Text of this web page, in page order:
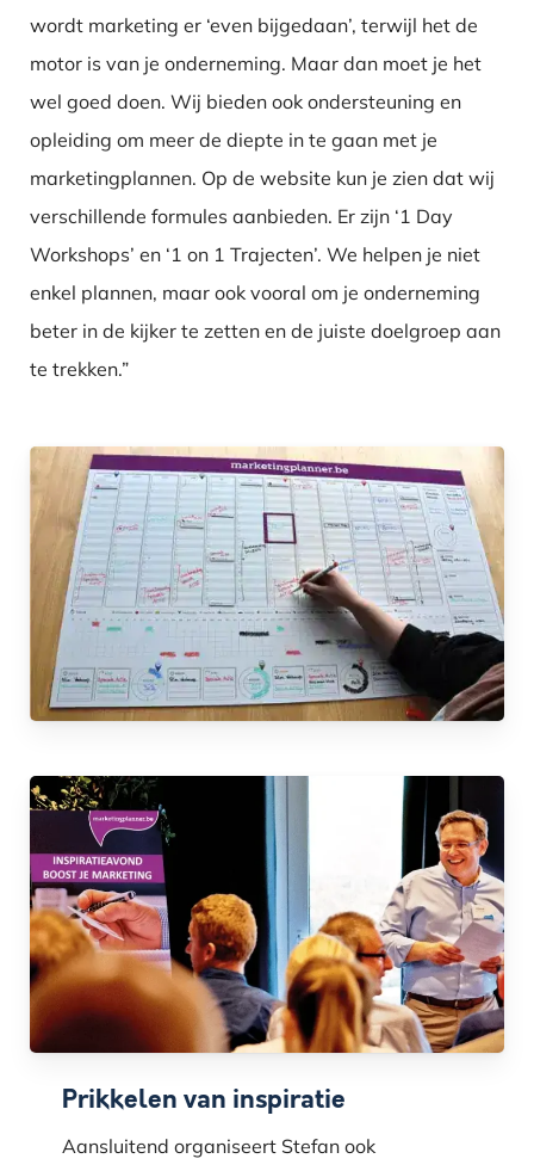
wordt marketing er ‘even bijgedaan’, terwijl het de
motor is van je onderneming. Maar dan moet je het
wel goed doen. Wij bieden ook ondersteuning en
opleiding om meer de diepte in te gaan met je
marketingplannen. Op de website kun je zien dat wij
verschillende formules aanbieden. Er zijn ‘1 Day
Workshops’ en ‘1 on 1 Trajecten’. We helpen je niet
enkel plannen, maar ook vooral om je onderneming
beter in de kijker te zetten en de juiste doelgroep aan
te trekken.”
Prikkelen van inspiratie
Aansluitend organiseert Stefan ook